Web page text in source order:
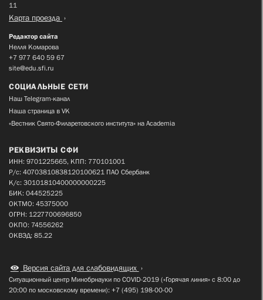
11
Карта проезда
Редактор сайта
Нелля Комарова
+7 977 640 59 67
site@edu.sfi.ru
СОЦИАЛЬНЫЕ СЕТИ
Наш Telegram-канал
Наша страница в VK
«Вестник Свято-Филаретовского института» на Academia
РЕКВИЗИТЫ СФИ
ИНН: 9701225665, КПП: 770101001
Р/с: 40703810838120100621 ПАО Сбербанк
К/с: 30101810400000000225
БИК: 044525225
ОКТМО: 45375000
ОГРН: 1227700696850
ОКПО: 74556262
ОКВЭД: 85.22
Версия сайта для слабовидящих
Ситуационный центр Минобрнауки по COVID-2019 («Горячая линия» с 8:00 до
20:00 по московскому времени): +7 (495) 198-00-00